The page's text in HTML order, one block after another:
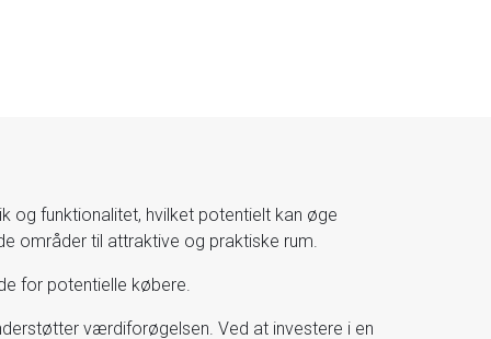
og funktionalitet, hvilket potentielt kan øge
områder til attraktive og praktiske rum.
for potentielle købere.
værdiforøgelsen. Ved at investere i en